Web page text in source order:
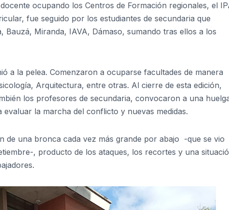
ocupando los Centros de Formación regionales, el
fue seguido por los estudiantes de secundaria que
Miranda, IAVA, Dámaso, sumando tras ellos a los
a la pelea. Comenzaron a ocuparse facultades de manera
Arquitectura, entre otras. Al cierre de esta edición,
los profesores de secundaria, convocaron a una
la marcha del conflicto y nuevas medidas.
de una bronca cada vez más grande por abajo -que se vio
, producto de los ataques, los recortes y una